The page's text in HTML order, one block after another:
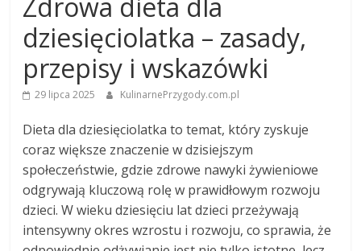
Zdrowa dieta dla
dziesięciolatka – zasady,
przepisy i wskazówki
29 lipca 2025 KulinarnePrzygody.com.pl
Dieta dla dziesięciolatka to temat, który zyskuje
coraz większe znaczenie w dzisiejszym
społeczeństwie, gdzie zdrowe nawyki żywieniowe
odgrywają kluczową rolę w prawidłowym rozwoju
dzieci. W wieku dziesięciu lat dzieci przeżywają
intensywny okres wzrostu i rozwoju, co sprawia, że